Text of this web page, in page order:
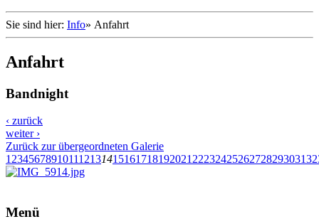
Sie sind hier: Info» Anfahrt
Anfahrt
Bandnight
‹ zurück
weiter ›
Zurück zur übergeordneten Galerie
1 23456789101112131415161718192021 2223242526272829303132
Menü